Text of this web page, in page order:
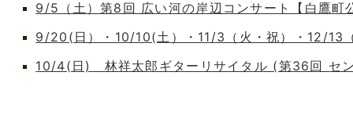
9/5（土）第8回 広い河の岸辺コンサート【白鷹町
9/20(日）・10/10(土）・11/3（火・祝）・12/
10/4(日) 林祥太郎ギターリサイタル (第36回 セ